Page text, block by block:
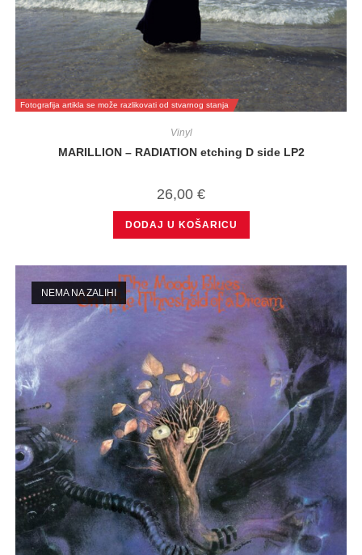
Fotografija artikla se može razlikovati od stvarnog stanja
Vinyl
MARILLION – RADIATION etching D side LP2
26,00 €
DODAJ U KOŠARICU
NEMA NA ZALIHI